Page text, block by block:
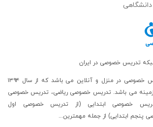
تدریس خصوصی در ایران
خصوصی در منزل و آنلاین
می باشد که از سال ۱۳۹۴
می باشد.تدریس خصوصی ریاضی، تدریس خصوصی
خصوصی ابتدایی (از
تدریس خصوصی اول
پنجم ابتدایی) از جمله مهمترین...